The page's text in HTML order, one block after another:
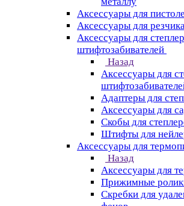
Аксессуары для
Аксессуары для
Аксессуары для
штифтозабивателей
Назад
Аксессуары для
Адаптеры для
Аксессуары для
Скобы для
Штифты для
Аксессуары для
Назад
Аксессуары для
Прижимные
Скребки для